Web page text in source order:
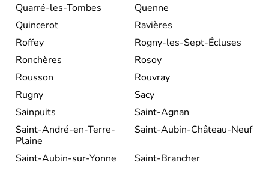
Quarré-les-Tombes
Quenne
Quincerot
Ravières
Roffey
Rogny-les-Sept-Écluses
Ronchères
Rosoy
Rousson
Rouvray
Rugny
Sacy
Sainpuits
Saint-Agnan
Saint-André-en-Terre-
Plaine
Saint-Aubin-Château-Neuf
Saint-Aubin-sur-Yonne
Saint-Brancher